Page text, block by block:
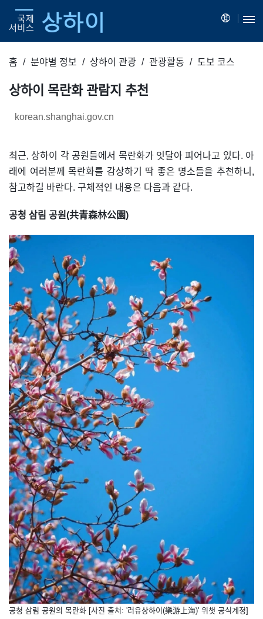
홈 분야별 정보 상하이 관광 관광활동 도보 코스
상하이 목란화 관람지 추천
korean.shanghai.gov.cn
최근, 상하이 각 공원들에서 목란화가 잇달아 피어나고 있다. 아
래에 여러분께 목란화를 감상하기 딱 좋은 명소들을 추천하니,
참고하길 바란다. 구체적인 내용은 다음과 같다.
공청 삼림 공원(共青森林公園)
공청 삼림 공원의 목란화 [사진 출처: '러유상하이(樂游上海)' 위챗 공식계정]